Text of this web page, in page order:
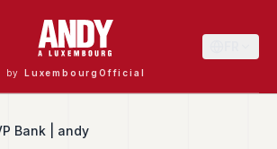
by LuxembourgOfficial
Bank | andy